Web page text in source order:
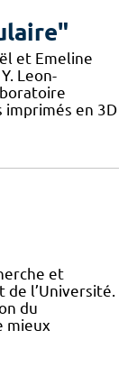
et Emeline
Leon-
imprimés en 3D
et
l’Université.
du
mieux